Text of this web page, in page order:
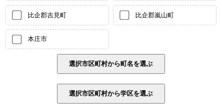
比企郡吉見町 比企郡嵐山町
本庄市